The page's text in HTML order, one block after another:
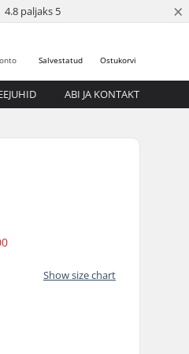
4.8 paljaks 5 ×
Ostukorvi
Salvestatud
ABI JA KONTAKT
Show size chart